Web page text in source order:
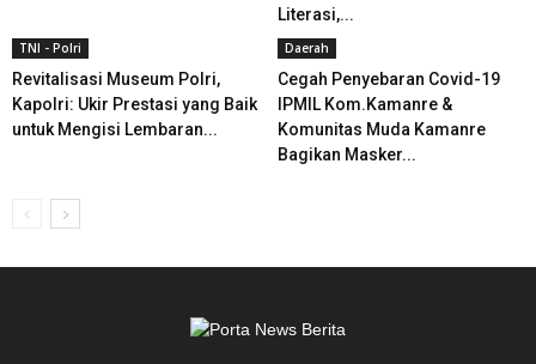
Literasi,...
TNI - Polri
Revitalisasi Museum Polri,
Kapolri: Ukir Prestasi yang Baik
untuk Mengisi Lembaran...
Daerah
Cegah Penyebaran Covid-19
IPMIL Kom.Kamanre &
Komunitas Muda Kamanre
Bagikan Masker...